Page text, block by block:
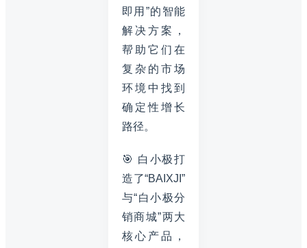
即用”的智能
解决方案，
帮助它们在
复杂的市场
环境中找到
确定性增长
路径。
🎯 白小极打
造了“BAIXJI”
与“白小极分
销商城”两大
核心产品，